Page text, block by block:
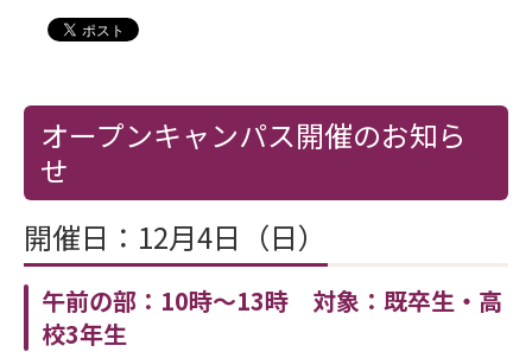
オープンキャンパス開催のお知ら
せ
開催日：12月4日（日）
午前の部：10時～13時 対象：既卒生・高
校3年生